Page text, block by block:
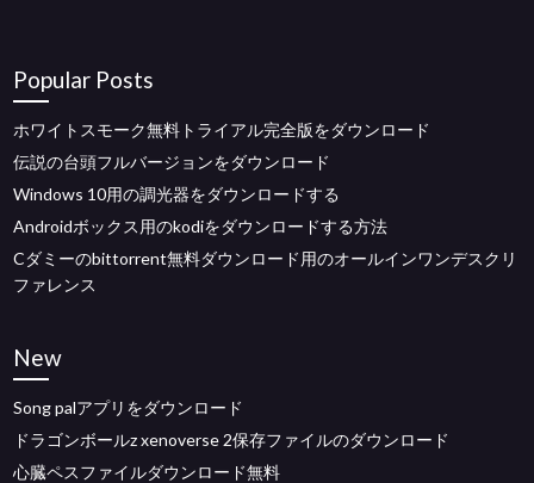
Popular Posts
ホワイトスモーク無料トライアル完全版をダウンロード
伝説の台頭フルバージョンをダウンロード
Windows 10用の調光器をダウンロードする
Androidボックス用のkodiをダウンロードする方法
Cダミーのbittorrent無料ダウンロード用のオールインワンデスクリ
ファレンス
New
Song palアプリをダウンロード
ドラゴンボールz xenoverse 2保存ファイルのダウンロード
心臓ペスファイルダウンロード無料